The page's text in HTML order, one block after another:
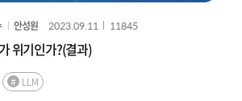
안성원 2023.09.11 11845
위기인가?(결과)
LLM